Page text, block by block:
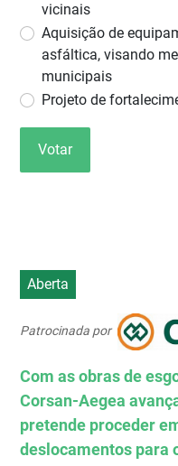
vicinais
Aquisição de
asfáltica, visando
municipais
Projeto de
Votar
Aberta
Patrocinada por
Com as obras de
Corsan-Aegea
pretende proceder
deslocamentos para